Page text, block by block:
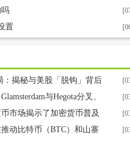
置
：揭秘与美股「脱钩」背后
与Hegota分叉、
市场揭示了加密货币普及
动比特币（BTC）和山寨